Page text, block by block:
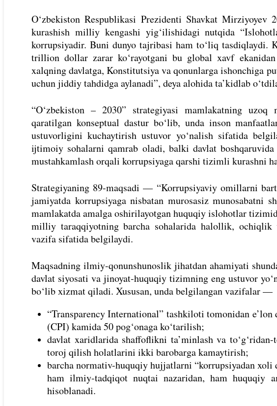
O‘zbekiston Respublikasi Prezidenti Shavkat
kurashish milliy kengashi yig‘ilishidagi nutqida
korrupsiyadir. Buni dunyo tajribasi ham to‘liq
trillion dollar zarar ko‘rayotgani bu global xavf
xalqning davlatga, Konstitutsiya va qonunlarga ishonchiga
uchun jiddiy tahdidga aylanadi”, deya alohida ta’kidlab
“O‘zbekiston – 2030” strategiyasi mamlakatning uzoq
qaratilgan konseptual dastur bo‘lib, unda inson
ustuvorligini kuchaytirish ustuvor yo‘nalish sifatida
ijtimoiy sohalarni qamrab oladi, balki davlat
mustahkamlash orqali korrupsiyaga qarshi tizimli kurashni
Strategiyaning 89-maqsadi — “Korrupsiyaviy omillarni
jamiyatda korrupsiyaga nisbatan murosasiz
mamlakatda amalga oshirilayotgan huquqiy islohotlar
milliy taraqqiyotning barcha sohalarida halollik, ochiqlik
vazifa sifatida belgilaydi.
Maqsadning ilmiy-qonunshunoslik jihatdan ahamiyati
davlat siyosati va jinoyat-huquqiy tizimning eng ustuvor
bo‘lib xizmat qiladi. Xususan, unda belgilangan vazifalar —
“Transparency International” tashkiloti tomonidan
(CPI) kamida 50 pog‘onaga ko‘tarilish;
davlat xaridlarida shaffoflikni ta’minlash va
toroj qilish holatlarini ikki barobarga kamaytirish;
barcha normativ-huquqiy hujjatlarni “korrupsiyadan
ham ilmiy-tadqiqot nuqtai nazaridan, ham huquqiy
hisoblanadi.